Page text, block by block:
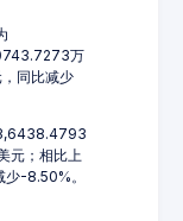
万
同比减少
元；相比上
-8.50%。